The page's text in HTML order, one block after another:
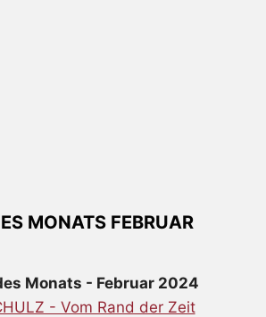
MONATS FEBRUAR
Monats - Februar 2024
- Vom Rand der Zeit